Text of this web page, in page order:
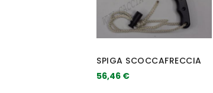
SPIGA SCOCCAFRECCIA
56,46 €